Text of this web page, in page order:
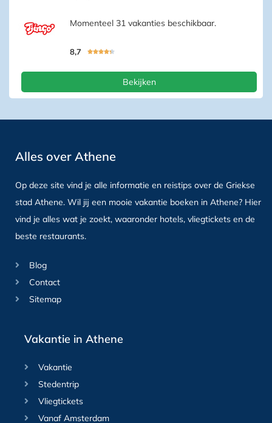
Momenteel 31 vakanties beschikbaar.
8,7 
Bekijken
Alles over Athene
Op deze site vind je alle informatie en reistips over de Griekse
stad Athene. Wil jij een mooie vakantie boeken in Athene? Hier
vind je alles wat je zoekt, waaronder hotels, vliegtickets en de
beste restaurants.
Blog
Contact
Sitemap
Vakantie in Athene
Vakantie
Stedentrip
Vliegtickets
Vanaf Amsterdam